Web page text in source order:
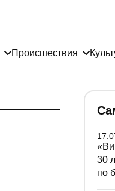
Происшествия
30
по